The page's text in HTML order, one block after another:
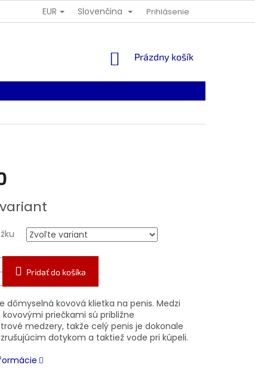
EUR Slovenčina Prihlásenie
NÁKUPNÝ
Prázdny košík
Pridať do košíka
dômyselná kovová klietka na penis. Medzi
priečkami sú približne
medzery, takže celý penis je dokonale
dotykom a taktiež vode pri kúpeli.